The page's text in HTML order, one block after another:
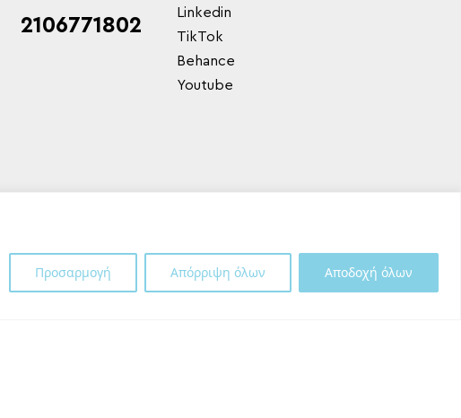
Προσαρμογή Απόρριψη όλων Αποδοχή όλων
2106771802
Linkedin
TikTok
Behance
Youtube